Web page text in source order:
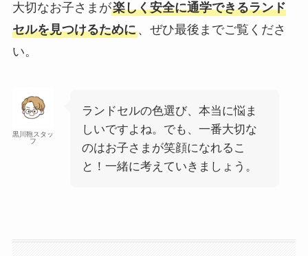
大切なお子さまが楽しく安全に通学できるランド
セルを見つけるために、ぜひ最後までご覧くださ
い。
黒川鞄スタッ
フ
ランドセルの色選び、本当に悩ま
しいですよね。でも、一番大切な
のはお子さまが笑顔になれるこ
と！一緒に考えていきましょう。